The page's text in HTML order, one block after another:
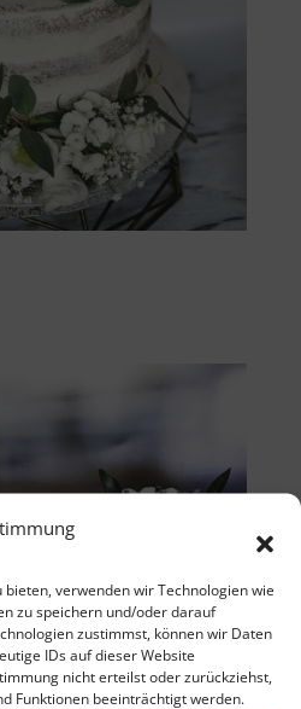
verwenden wir Technologien wie
zu speichern und/oder darauf
zustimmst, können wir Daten
IDs auf dieser Website
nicht erteilst oder zurückziehst,
Funktionen beeinträchtigt werden.